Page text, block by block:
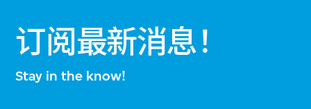
订阅最新消息！
Stay in the know!